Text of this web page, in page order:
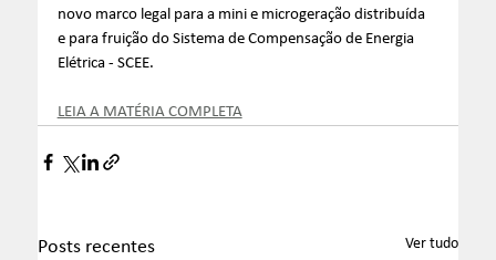
novo marco legal para a mini e microgeração distribuída
e para fruição do Sistema de Compensação de Energia
Elétrica - SCEE.
LEIA A MATÉRIA COMPLETA
Posts recentes Ver tudo